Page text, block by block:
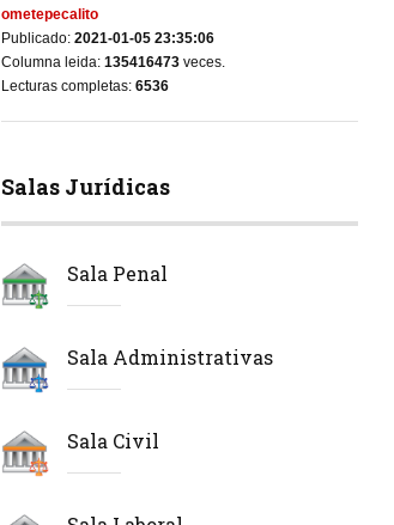
ometepecalito
Publicado: 2021-01-05 23:35:06
Columna leida: 135416473veces.
Lecturas completas: 6536
Salas Jurídicas
Sala Penal
Sala Administrativas
Sala Civil